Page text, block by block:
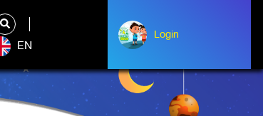
EN
Login
Albert Einstein